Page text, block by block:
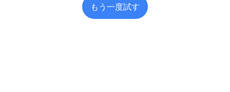
もう一度試す